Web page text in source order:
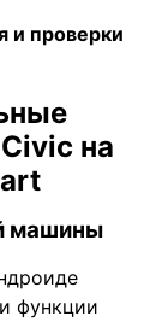
и проверки
на
машины
функции